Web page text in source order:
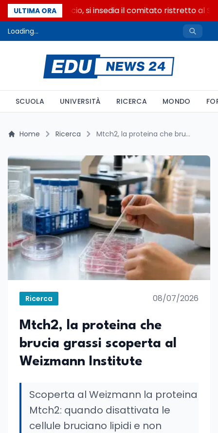
ULTIMA ORA
Riforma del calcio, si insedia il comitato ristretto al
Loading...
SCUOLA UNIVERSITÀ RICERCA MONDO
Home Ricerca Mtch2, la proteina che brucia grassi scoperta al Weizmann Institute
Ricerca 08/07/2026
Mtch2, la proteina che
brucia grassi scoperta al
Weizmann Institute
Scoperta al Weizmann la proteina
Mtch2: quando disattivata le
cellule bruciano lipidi e non